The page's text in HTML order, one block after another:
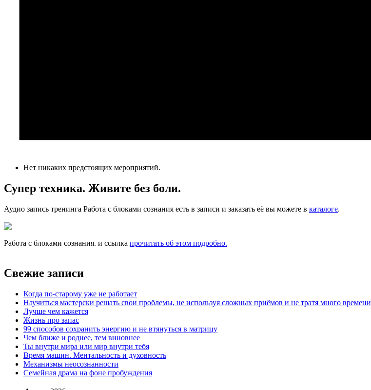
Нет никаких предстоящих мероприятий.
Супер техника. Живите без боли.
Аудио запись тренинга Работа с блоками сознания есть в записи и заказать её вы можете в каталоге.
Работа с блоками сознания. и ссылка прочитать об этом подробно.
Свежие записи
Когда по-старому уже не работает
Научиться мастерски решать свои проблемы, не используя сложных приёмов и не тратя много времени
Лучше чем кажется
Жизнь про запас
99 способов сохранить энергию и не втянуться в матрицу
Чем ближе и роднее, тем виновнее
Ты внутри мира или мир внутри тебя
Время машин. Ментальность и духовность
Механизмы неосознанности
Семейная драма на фоне пробуждения